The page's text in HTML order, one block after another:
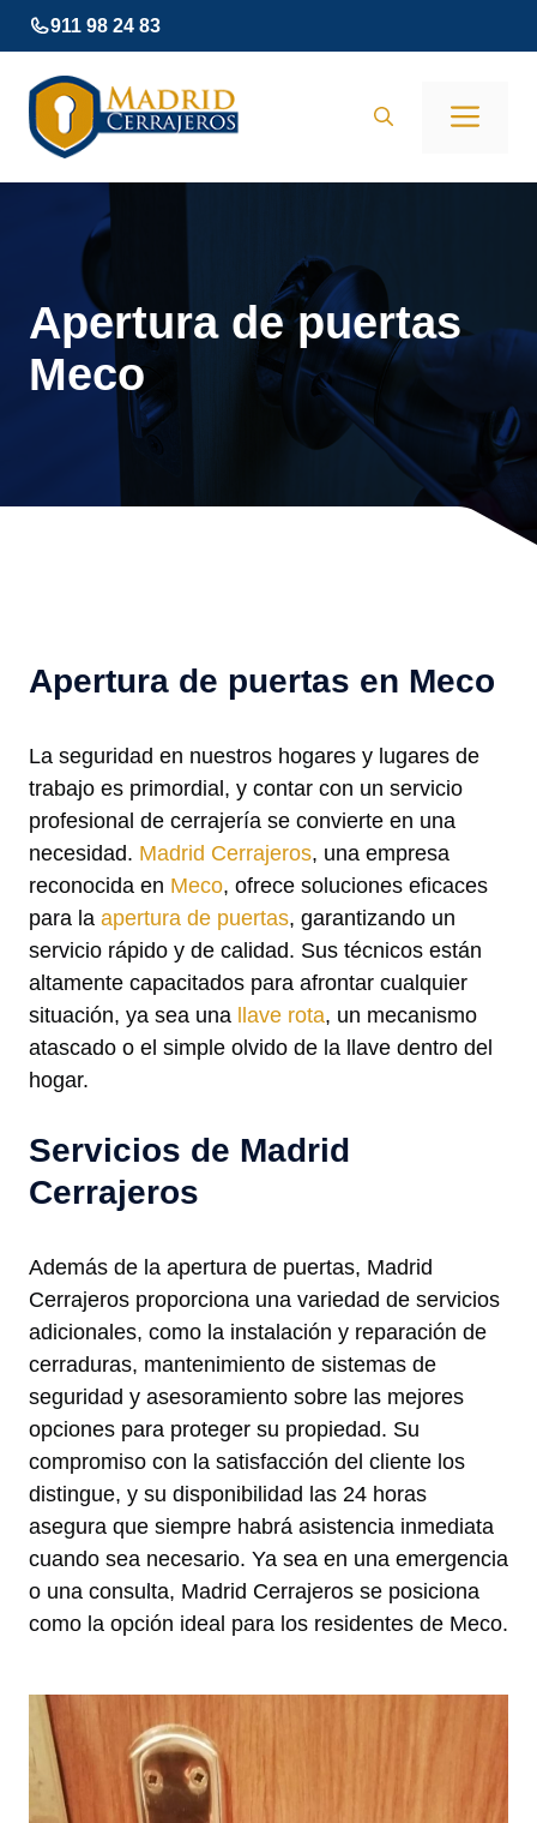
Saltar
al
contenido
911 98 24 83
Apertura de puertas
Meco
Apertura de puertas en Meco
La seguridad en nuestros hogares y lugares de
trabajo es primordial, y contar con un servicio
profesional de cerrajería se convierte en una
necesidad. Madrid Cerrajeros, una empresa
reconocida en Meco, ofrece soluciones eficaces
para la apertura de puertas, garantizando un
servicio rápido y de calidad. Sus técnicos están
altamente capacitados para afrontar cualquier
situación, ya sea una
llave rota, un mecanismo
atascado o el simple olvido de la llave dentro del
hogar.
Servicios de Madrid
Cerrajeros
Además de la apertura de puertas, Madrid
Cerrajeros proporciona una variedad de servicios
adicionales, como la instalación y reparación de
cerraduras, mantenimiento de sistemas de
seguridad y asesoramiento sobre las mejores
opciones para proteger su propiedad. Su
compromiso con la satisfacción del cliente los
distingue, y su disponibilidad las 24 horas
asegura que siempre habrá asistencia inmediata
cuando sea necesario. Ya sea en una emergencia
o una consulta, Madrid Cerrajeros se posiciona
como la opción ideal para los residentes de Meco.